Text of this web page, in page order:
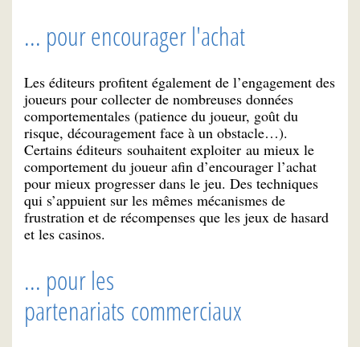
... pour encourager l'achat
Les éditeurs profitent également de l’engagement des
joueurs pour collecter de nombreuses données
comportementales (patience du joueur, goût du
risque, découragement face à un obstacle…).
Certains éditeurs souhaitent exploiter au mieux le
comportement du joueur afin d’encourager l’achat
pour mieux progresser dans le jeu. Des techniques
qui s’appuient sur les mêmes mécanismes de
frustration et de récompenses que les jeux de hasard
et les casinos.
... pour les
partenariats commerciaux